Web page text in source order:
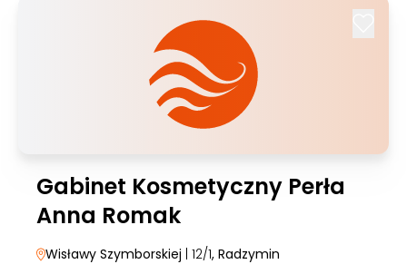
Gabinet Kosmetyczny Perła
Anna Romak
Wisławy Szymborskiej | 12/1, Radzymin